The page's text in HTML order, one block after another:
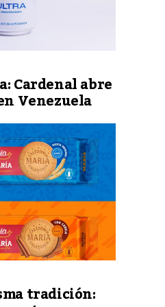
Cardenal abre
Venezuela
tradición: